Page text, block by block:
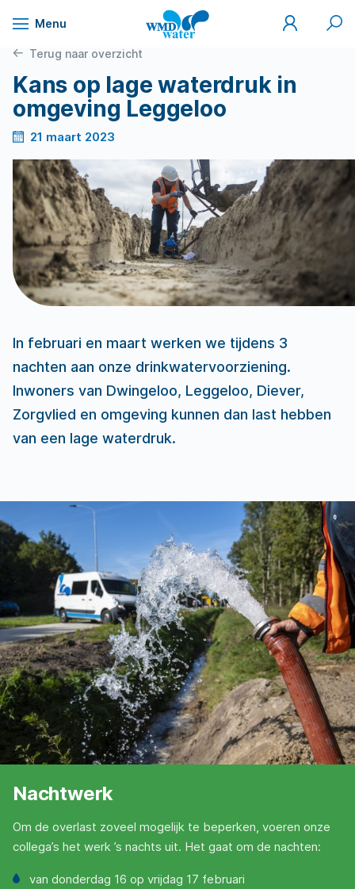
Naar
Menu
WMD
Drinkwater
Mijn
WMD
Zoek
Kans op lage waterdruk in
omgeving Leggeloo
Terug naar overzicht
21 maart 2023
In februari en maart werken we tijdens 3
nachten aan onze drinkwatervoorziening.
Inwoners van Dwingeloo, Leggeloo, Diever,
Zorgvlied en omgeving kunnen dan last hebben
van een lage waterdruk.
Nachtwerk
Om de overlast zoveel mogelijk te beperken, voeren onze
collega’s het werk ’s nachts uit. Het gaat om de nachten:
van donderdag 16 op vrijdag 17 februari